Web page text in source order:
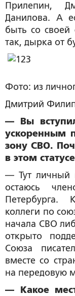
Прилепин,
Данилова. А
быть со своей
так, дырка от
Фото: из
Дмитрий
— Вы
ускоренным
зону СВО.
в этом
— Тут личный
остаюсь
коллеги по
начала СВО
открыто
Союза
вместе со
на передовую
— Какое